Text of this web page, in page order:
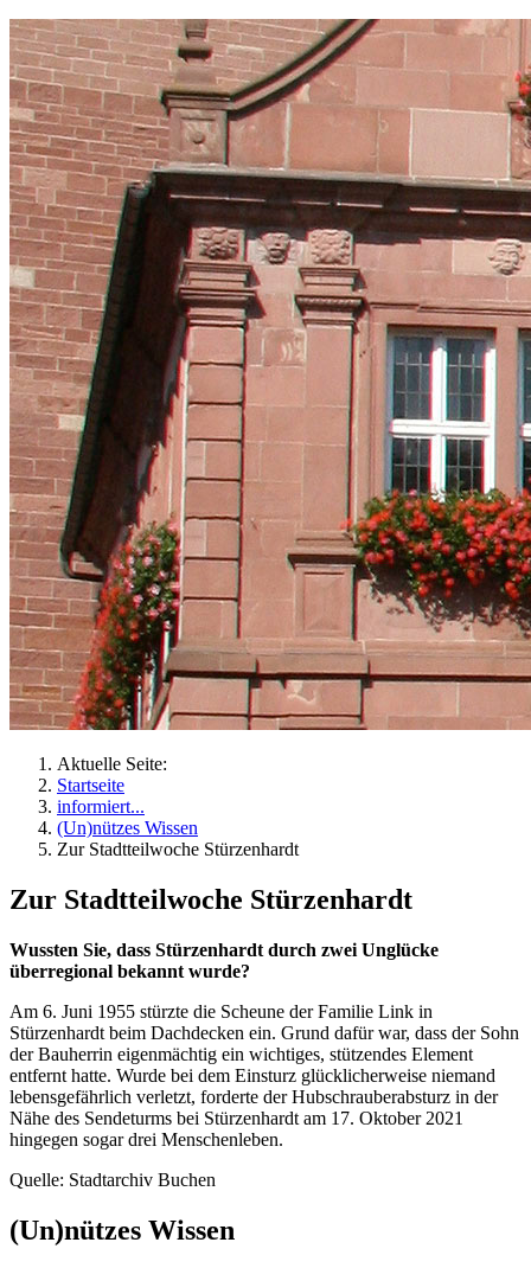
Aktuelle Seite:
Startseite
informiert...
(Un)nützes Wissen
Zur Stadtteilwoche Stürzenhardt
Zur Stadtteilwoche Stürzenhardt
Wussten Sie, dass Stürzenhardt durch zwei Unglücke
überregional bekannt wurde?
Am 6. Juni 1955 stürzte die Scheune der Familie Link in
Stürzenhardt beim Dachdecken ein. Grund dafür war, dass der Sohn
der Bauherrin eigenmächtig ein wichtiges, stützendes Element
entfernt hatte. Wurde bei dem Einsturz glücklicherweise niemand
lebensgefährlich verletzt, forderte der Hubschrauberabsturz in der
Nähe des Sendeturms bei Stürzenhardt am 17. Oktober 2021
hingegen sogar drei Menschenleben.
Quelle: Stadtarchiv Buchen
(Un)nützes Wissen